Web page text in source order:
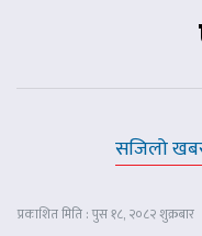
सजिलो
प्रकाशित मिति : पुस १८, २०८२ शुक्रबार